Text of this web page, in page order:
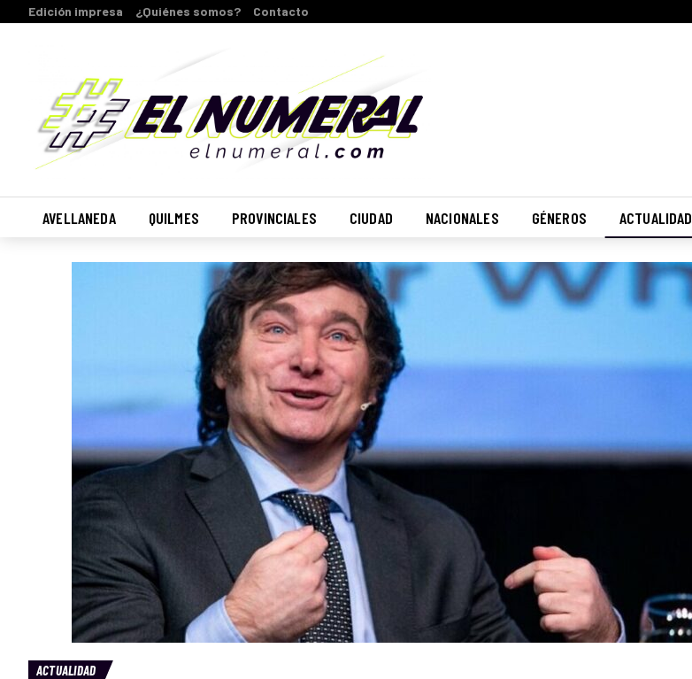
Edición impresa ¿Quiénes somos? Contacto
AVELLANEDA QUILMES PROVINCIALES CIUDAD NACIONALES GÉNEROS ACTUALIDAD
ACTUALIDAD